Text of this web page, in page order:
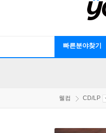
빠른분야찾기
웰컴 CD/LP